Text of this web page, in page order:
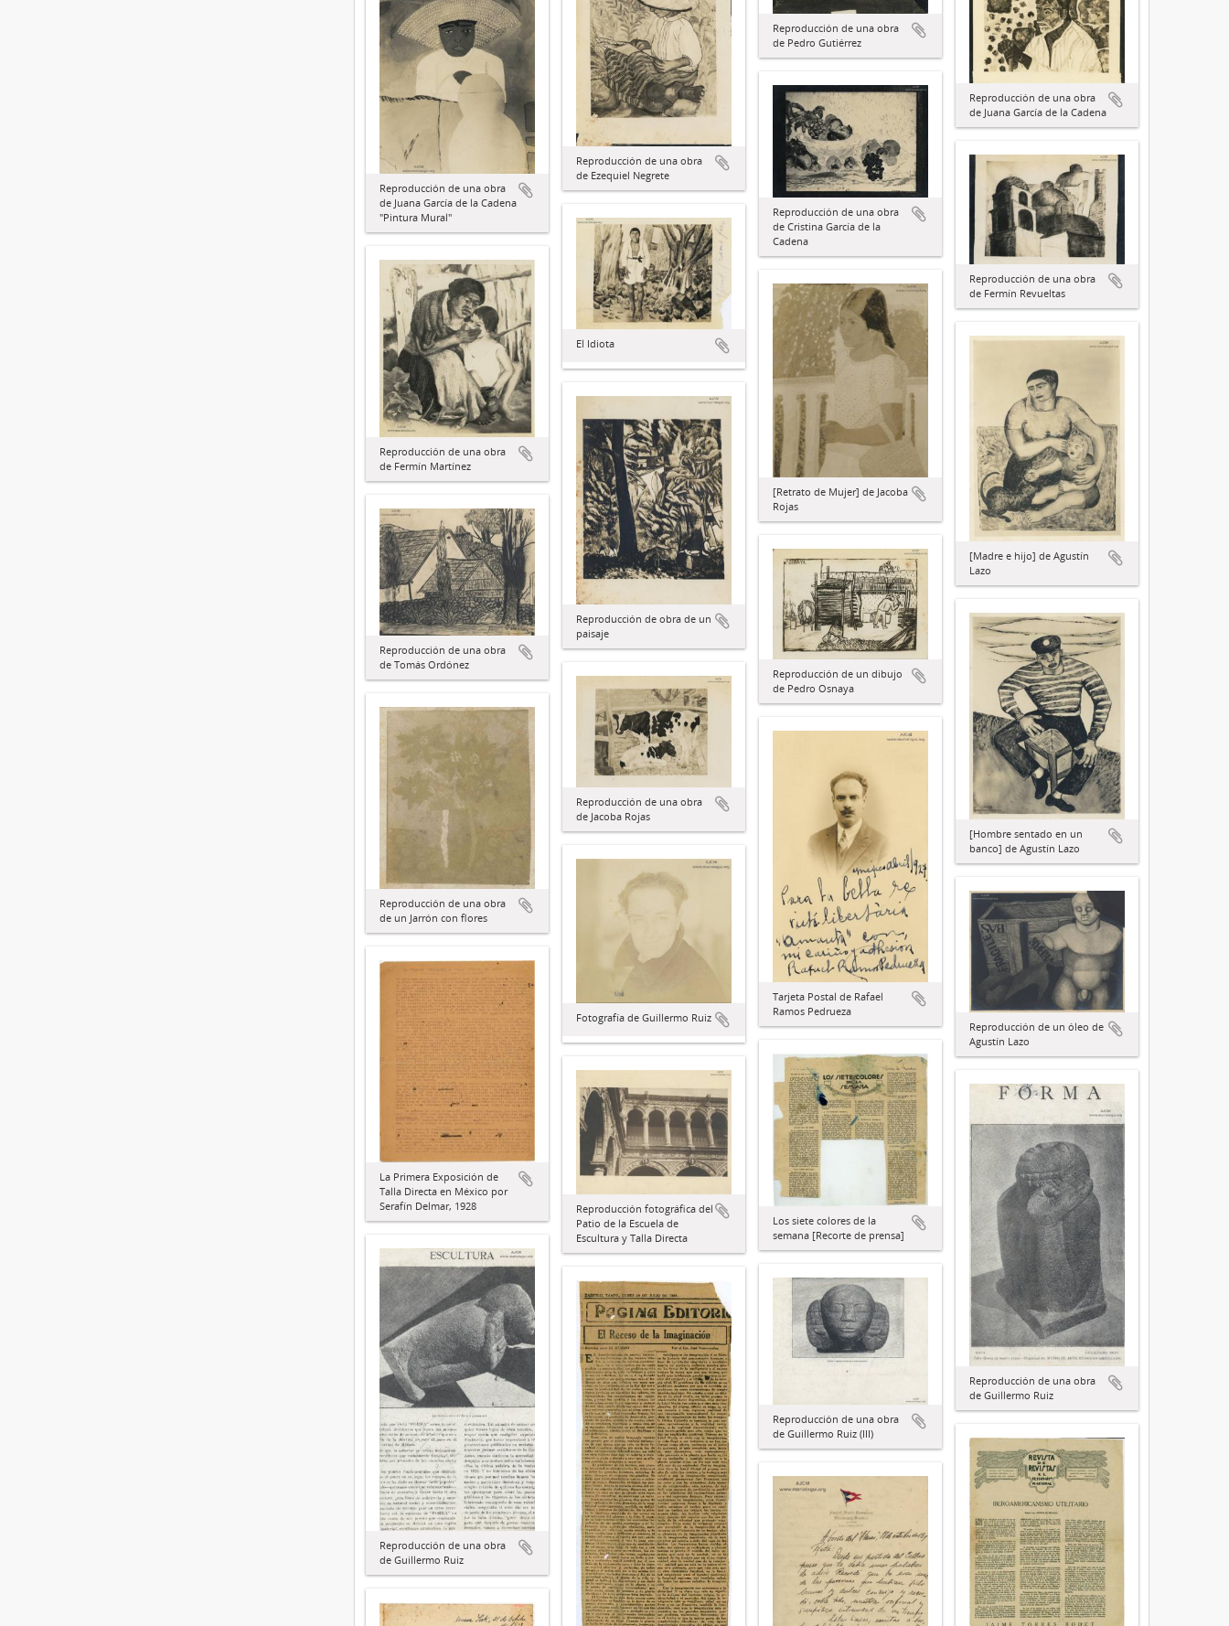
Reproducción de una obra
de Pedro Gutiérrez
Reproducción de una obra
de Ezequiel Negrete
Reproducción de una obra
de Juana García de la Cadena
"Pintura Mural"
Reproducción de una obra
de Juana García de la Cadena
Reproducción de una obra
de Cristina García de la
Cadena
Reproducción de una obra
de Fermín Revueltas
El Idiota
Reproducción de una obra
de Fermín Martínez
[Retrato de Mujer] de Jacoba
Rojas
[Madre e hijo] de Agustín
Lazo
Reproducción de obra de un
paisaje
Reproducción de una obra
de Tomás Ordónez
Reproducción de un dibujo
de Pedro Osnaya
[Hombre sentado en un
banco] de Agustín Lazo
Reproducción de una obra
de Jacoba Rojas
Reproducción de una obra
de un Jarrón con flores
Tarjeta Postal de Rafael
Ramos Pedrueza
Fotografía de Guillermo Ruiz
Reproducción de un óleo de
Agustín Lazo
La Primera Exposición de
Talla Directa en México por
Serafín Delmar, 1928
Los siete colores de la
semana [Recorte de prensa]
Reproducción fotográfica del
Patio de la Escuela de
Escultura y Talla Directa
Reproducción de una obra
de Guillermo Ruiz
Reproducción de una obra
de Guillermo Ruiz
Reproducción de una obra
de Guillermo Ruiz (III)